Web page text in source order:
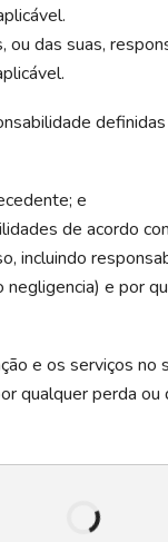
ou das suas,
e
de acordo
incluindo
negligencia) e por
e os serviços
qualquer perda ou